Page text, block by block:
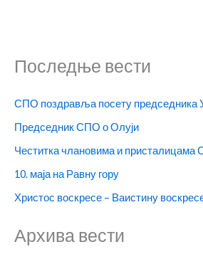
Последње вести
СПО поздравља посету председника
Председник СПО о Олуји
Честитка члановима и присталицама
10. маја на Равну гору
Христос воскресе – Ваистину
Архива вести